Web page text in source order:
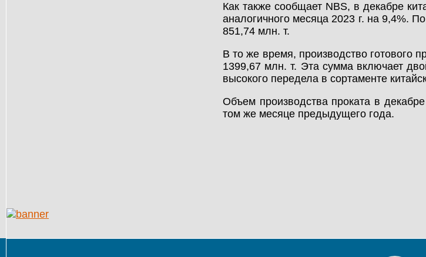
БЫСТРОВОЗВОДИМЫЕ
ЗДАНИЯ
Как также сообщает NBS, в декабре
аналогичного месяца 2023 г. на 9,4%.
851,74 млн. т.
В то же время, производство готового
1399,67 млн. т. Эта сумма включает
высокого передела в сортаменте
Объем производства проката в
том же месяце предыдущего года.